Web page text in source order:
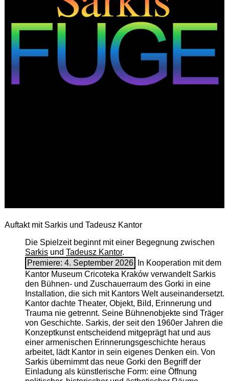
Auftakt mit Sarkis und Tadeusz Kantor
Die Spielzeit beginnt mit einer Begegnung zwischen
Sarkisund Tadeusz Kantor.
Premiere: 4. September 2026
In Kooperation mit dem
Kantor Museum Cricoteka Kraków verwandelt Sarkis
den Bühnen- und Zuschauerraum des Gorki in eine
Installation, die sich mit Kantors Welt auseinandersetzt.
Kantor dachte Theater, Objekt, Bild, Erinnerung und
Trauma nie getrennt. Seine Bühnenobjekte sind Träger
von Geschichte. Sarkis, der seit den 1960er Jahren die
Konzeptkunst entscheidend mitgeprägt hat und aus
einer armenischen ­Erinnerungsgeschichte heraus
arbeitet, lädt Kantor in sein eigenes Denken ein. Von
Sarkis übernimmt das neue Gorki den Begriff der
Einladung als künstlerische Form: eine Öffnung